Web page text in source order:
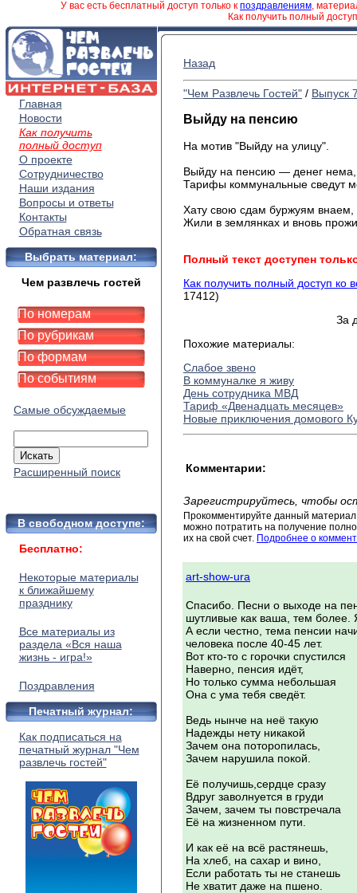
У вас есть бесплатный доступ только к поздравлениям,
Как получить полный
Главная
Новости
Как получить
полный доступ
О проекте
Сотрудничество
Наши издания
Вопросы и ответы
Контакты
Обратная связь
Выбрать материал:
Чем развлечь гостей
По номерам
По рубрикам
По формам
По событиям
Самые обсуждаемые
Расширенный поиск
В свободном доступе:
Бесплатно:
Некоторые материалы
к ближайшему
празднику
Все материалы из
раздела «Вся наша
жизнь - игра!»
Поздравления
Печатный журнал:
Как подписаться на
печатный журнал "Чем
развлечь гостей"
Назад
"Чем Развлечь Гостей" / Выпуск
Выйду на пенсию
На мотив "Выйду на улицу".
Выйду на пенсию — денег нема,
Тарифы коммунальные сведут
Хату свою сдам буржуям внаем,
Жили в землянках и вновь
Полный текст доступен
Как получить полный доступ ко
17412)
За
Похожие материалы:
Слабое звено
В коммуналке я живу
День сотрудника МВД
Тариф «Двенадцать месяцев»
Новые приключения домового
Комментарии:
Зарегистрируйтесь, чтобы
Прокомментируйте данный
можно потратить на получение
их на свой счет. Подробнее о
art-show-ura
Спасибо. Песни о выходе на
шутливые как ваша, тем
А если честно, тема пенсии
человека после 40-45 лет.
Вот кто-то с горочки спустился
Наверно, пенсия идёт,
Но только сумма небольшая
Она с ума тебя сведёт.
Ведь нынче на неё такую
Надежды нету никакой
Зачем она поторопилась,
Зачем нарушила покой.
Её получишь,сердце сразу
Вдруг заволнуется в груди
Зачем, зачем ты повстречала
Её на жизненном пути.
И как её на всё растянешь,
На хлеб, на сахар и вино,
Если работать ты не станешь
Не хватит даже на пшено.